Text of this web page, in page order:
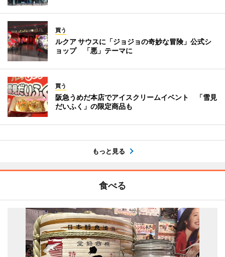
買う
ルクア サウスに「ジョジョの奇妙な冒険」公式シ
ョップ 「悪」テーマに
買う
阪急うめだ本店でアイスクリームイベント 「雪見
だいふく」の限定商品も
もっと見る
食べる